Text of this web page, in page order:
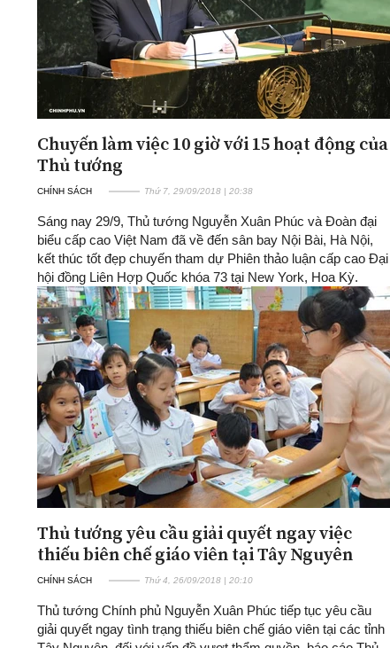
Quan điểm
Xi nhan Trái Phải
Bạn đọc viết
Chuyến làm việc 10 giờ với 15 hoạt động của
Thủ tướng
CHÍNH SÁCH Thứ 7, 29/09/2018 | 20:38
Sáng nay 29/9, Thủ tướng Nguyễn Xuân Phúc và Đoàn đại
biểu cấp cao Việt Nam đã về đến sân bay Nội Bài, Hà Nội,
kết thúc tốt đẹp chuyến tham dự Phiên thảo luận cấp cao Đại
hội đồng Liên Hợp Quốc khóa 73 tại New York, Hoa Kỳ.
Thủ tướng yêu cầu giải quyết ngay việc
thiếu biên chế giáo viên tại Tây Nguyên
CHÍNH SÁCH Thứ 4, 26/09/2018 | 20:10
Thủ tướng Chính phủ Nguyễn Xuân Phúc tiếp tục yêu cầu
giải quyết ngay tình trạng thiếu biên chế giáo viên tại các tỉnh